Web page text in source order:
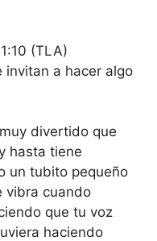
(TLA)
invitan a hacer algo
divertido que
hasta tiene
un tubito pequeño
vibra cuando
que tu voz
haciendo